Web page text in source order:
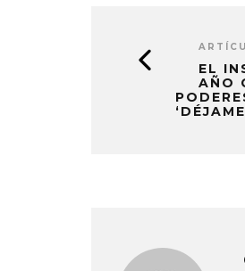
EL
AÑO